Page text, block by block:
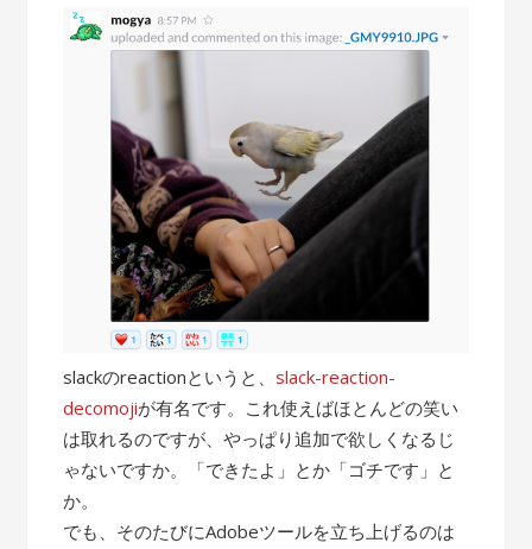
slackのreactionというと、slack-reaction-
decomojiが有名です。これ使えばほとんどの笑い
は取れるのですが、やっぱり追加で欲しくなるじ
ゃないですか。「できたよ」とか「ゴチです」と
か。
でも、そのたびにAdobeツールを立ち上げるのは